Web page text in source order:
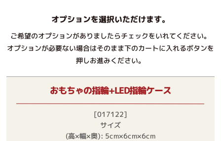
オプションを選択いただけます。
ご希望のオプションがありましたらチェックをいれてください。
オプションが必要ない場合はそのまま下のカートに入れるボタンを
押しお進みください。
おもちゃの指輪+LED指輪ケース
[017122]
サイズ
(高×幅×奥): 5cm×6cm×6cm